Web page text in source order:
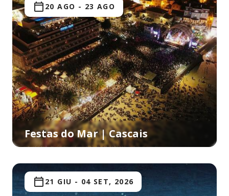
20 AGO - 23 AGO
Festas do Mar | Cascais
21 GIU - 04 SET, 2026